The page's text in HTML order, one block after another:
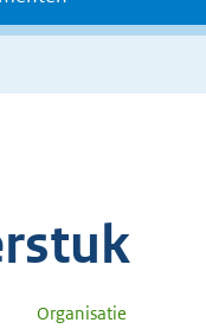
Organisatie